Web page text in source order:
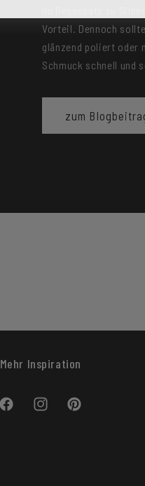
Im Gegensatz zu
Vorteil. Dennoch
glänzend poliert oder
Schmuck schnell und
zum
Mehr Inspiration
FacebookInstagramPinterest